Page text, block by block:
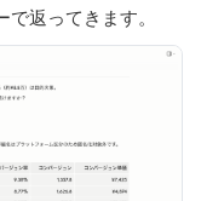
返ってきます。